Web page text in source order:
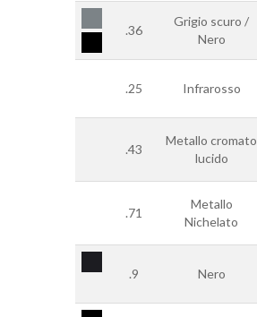
.36
Grigio scuro /
Nero
.25 Infrarosso
.43
Metallo cromato
lucido
.71
Metallo
Nichelato
.9 Nero